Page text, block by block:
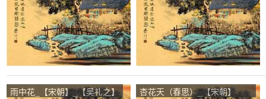
雨中花_【宋朝】_【吴礼之】
杏花天（春思）_【宋朝】